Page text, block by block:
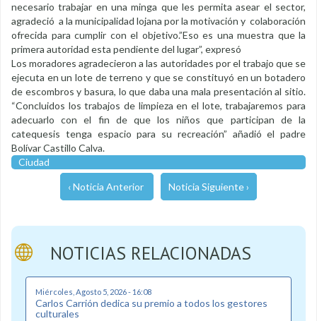
necesario trabajar en una minga que les permita asear el sector,
agradeció a la municipalidad lojana por la motivación y colaboración
ofrecida para cumplir con el objetivo.”Eso es una muestra que la
primera autoridad esta pendiente del lugar”, expresó
Los moradores agradecieron a las autoridades por el trabajo que se
ejecuta en un lote de terreno y que se constituyó en un botadero
de escombros y basura, lo que daba una mala presentación al sitio.
“Concluidos los trabajos de limpieza en el lote, trabajaremos para
adecuarlo con el fin de que los niños que participan de la
catequesis tenga espacio para su recreación” añadió el padre
Bolívar Castillo Calva.
Ciudad
‹ Noticia Anterior Noticia Siguiente ›
NOTICIAS RELACIONADAS
Miércoles, Agosto 5, 2026 - 16:08
Carlos Carrión dedica su premio a todos los gestores
culturales